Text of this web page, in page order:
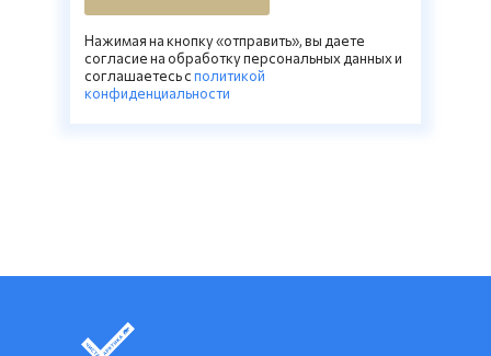
Нажимая на кнопку «отправить», вы даете
согласие на обработку персональных данных и
соглашаетесь cполитикой
конфиденциальности